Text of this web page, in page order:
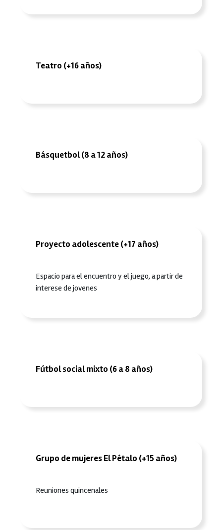
Teatro (+16 años)
Básquetbol (8 a 12 años)
Proyecto adolescente (+17 años)
Espacio para el encuentro y el juego, a partir de
interese de jovenes
Fútbol social mixto (6 a 8 años)
Grupo de mujeres El Pétalo (+15 años)
Reuniones quincenales